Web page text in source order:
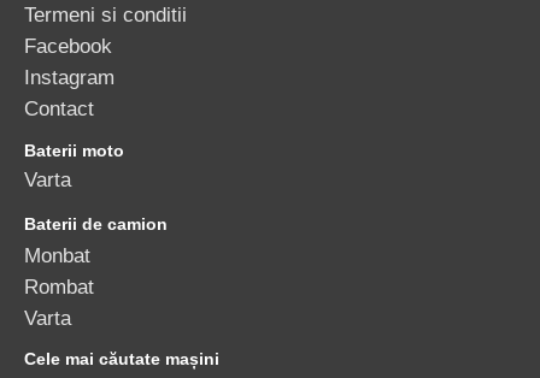
Termeni si conditii
Facebook
Instagram
Contact
Baterii moto
Varta
Baterii de camion
Monbat
Rombat
Varta
Cele mai căutate mașini